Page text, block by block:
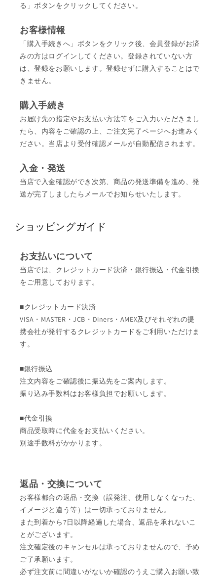
る」ボタンをクリックしてください。
お客様情報
「購入手続きへ」ボタンをクリック後、会員登録がお済
みの方はログインしてください。登録されていない方
は、登録をお願いします。登録せずに購入することはで
きません。
購入手続き
お届け先の指定やお支払い方法等をご入力いただきまし
たら、内容をご確認の上、ご注文完了ページへお進みく
ださい。当店より受付確認メールが自動配信されます。
入金・発送
当店で入金確認ができ次第、商品の発送準備を進め、発
送が完了しましたらメールでお知らせいたします。
ショッピングガイド
お支払いについて
当店では、クレジットカード決済・銀行振込・代金引換
をご用意しております。
■クレジットカード決済
VISA・MASTER・JCB・Diners・AMEX及びそれぞれの提
携会社が発行するクレジットカードをご利用いただけま
す。
■銀行振込
注文内容をご確認後に振込先をご案内します。
振り込み手数料はお客様負担でお願いします。
■代金引換
商品受取時に代金をお支払いください。
別途手数料がかかります。
返品・交換について
お客様都合の返品・交換（誤発注、使用しなくなった、
イメージと違う等）は一切承っておりません。
また到着から7日以降経過した場合、返品を承れないこ
とがございます。
注文確定後のキャンセルは承っておりませんので、予め
ご了承願います。
必ず注文前に間違いがないか確認のうえご購入お願い致